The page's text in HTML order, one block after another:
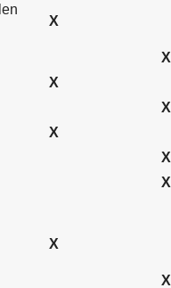
X
X
X
X
X
X
X
X
X